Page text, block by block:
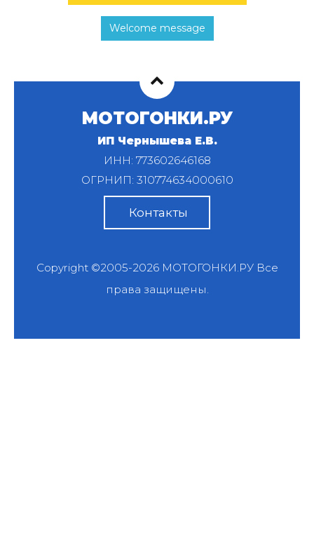
Welcome message
МОТОГОНКИ.РУ
ИП Чернышева Е.В.
ИНН: 773602646168
ОГРНИП: 310774634000610
Контакты
Copyright ©2005-2026 МОТОГОНКИ.РУВсе
права защищены.